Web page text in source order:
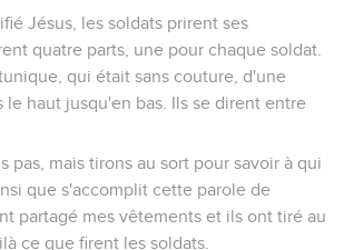
Jésus, les soldats prirent ses
quatre parts, une pour chaque soldat.
qui était sans couture, d'une
le haut jusqu'en bas. Ils se dirent entre
pas, mais tirons au sort pour savoir à qui
que s'accomplit cette parole de
partagé mes vêtements et ils ont tiré au
ce que firent les soldats.